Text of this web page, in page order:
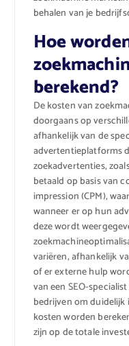
behalen van je
Hoe
berekend?
De kosten van
doorgaans op
afhankelijk van de
advertentieplatforms
zoekadvertenties,
betaald op basis van
impression (CPM),
wanneer er op hun
deze wordt
variëren, afhankelijk
of er externe hulp
van een SEO-
bedrijven om
kosten worden
zijn op de totale